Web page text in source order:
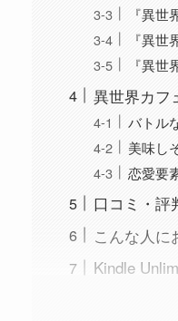
『異
『異
『異
異世界カフ
バトル
美味し
恋愛要
口コミ・評
こんな人に
Kindle